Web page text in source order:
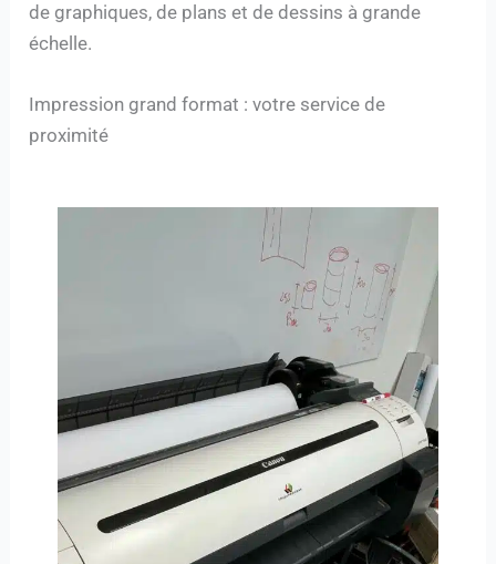
de graphiques, de plans et de dessins à grande
échelle.
Impression grand format : votre service de
proximité